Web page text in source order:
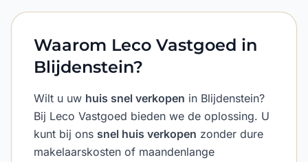
Waarom Leco Vastgoed in
Blijdenstein?
Wilt u uw huis snel verkopen in Blijdenstein?
Bij Leco Vastgoed bieden we de oplossing. U
kunt bij ons snel huis verkopen zonder dure
makelaarskosten of maandenlange